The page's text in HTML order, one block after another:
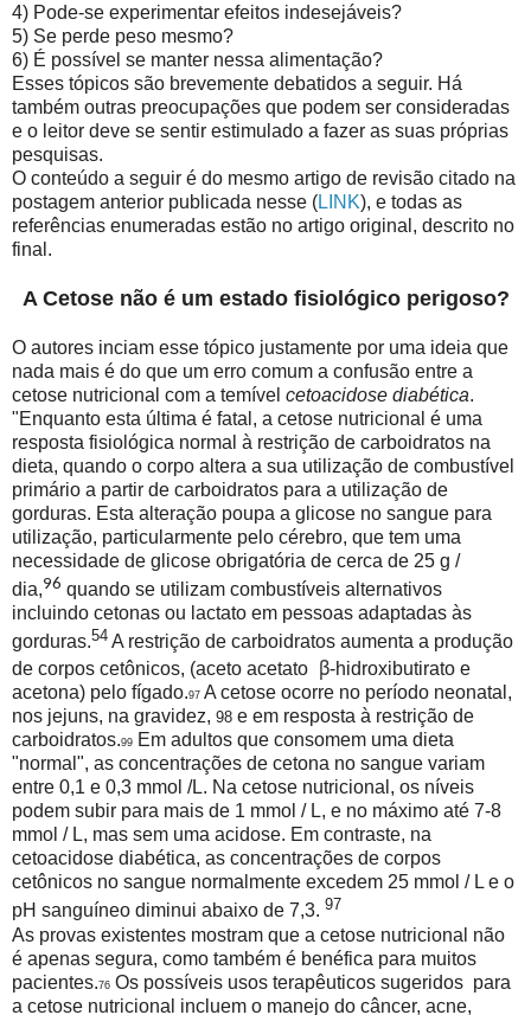
4) Pode-se experimentar efeitos indesejáveis?
5) Se perde peso mesmo?
6) É possível se manter nessa alimentação?
Esses tópicos são brevemente debatidos a seguir. Há
também outras preocupações que podem ser consideradas
e o leitor deve se sentir estimulado a fazer as suas próprias
pesquisas.
O conteúdo a seguir é do mesmo artigo de revisão citado na
postagem anterior publicada nesse (LINK), e todas as
referências enumeradas estão no artigo original, descrito no
final.
A Cetose não é um estado fisiológico perigoso?
O autores inciam esse tópico justamente por uma ideia que
nada mais é do que um erro comum a confusão entre a
cetose nutricional com a temível cetoacidose diabética.
"Enquanto esta última é fatal, a cetose nutricional é uma
resposta fisiológica normal à restrição de carboidratos na
dieta, quando o corpo altera a sua utilização de combustível
primário a partir de carboidratos para a utilização de
gorduras. Esta alteração poupa a glicose no sangue para
utilização, particularmente pelo cérebro, que tem uma
necessidade de glicose obrigatória de cerca de 25 g /
dia,96 quando se utilizam combustíveis alternativos
incluindo cetonas ou lactato em pessoas adaptadas às
gorduras.54 A restrição de carboidratos aumenta a produção
de corpos cetônicos, (aceto acetato β-hidroxibutirato e
acetona) pelo fígado.97 A cetose ocorre no período neonatal,
nos jejuns, na gravidez, 98 e em resposta à restrição de
carboidratos.99 Em adultos que consomem uma dieta
"normal", as concentrações de cetona no sangue variam
entre 0,1 e 0,3 mmol /L. Na cetose nutricional, os níveis
podem subir para mais de 1 mmol / L, e no máximo até 7-8
mmol / L, mas sem uma acidose. Em contraste, na
cetoacidose diabética, as concentrações de corpos
cetônicos no sangue normalmente excedem 25 mmol / L e o
pH sanguíneo diminui abaixo de 7,3. 97
As provas existentes mostram que a cetose nutricional não
é apenas segura, como também é benéfica para muitos
pacientes.76 Os possíveis usos terapêuticos sugeridos para
a cetose nutricional incluem o manejo do câncer, acne,